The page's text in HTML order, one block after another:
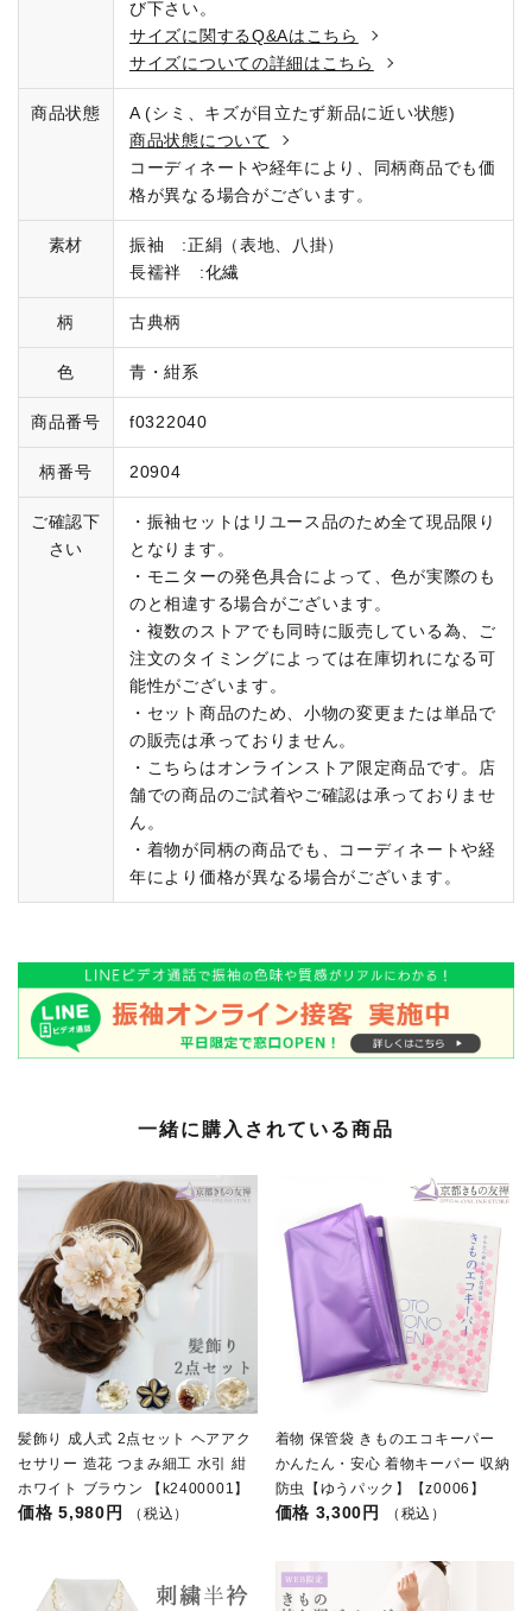
び下さい。
サイズに関するQ&Aはこちら
サイズについての詳細はこちら
商品状態
A (シミ、キズが目立たず新品に近い状態)
商品状態について
コーディネートや経年により、同柄商品でも価
格が異なる場合がございます。
素材
振袖 :正絹（表地、八掛）
長襦袢 :化繊
柄 古典柄
色 青・紺系
商品番号 f0322040
柄番号 20904
ご確認下
さい
・振袖セットはリユース品のため全て現品限り
となります。
・モニターの発色具合によって、色が実際のも
のと相違する場合がございます。
・複数のストアでも同時に販売している為、ご
注文のタイミングによっては在庫切れになる可
能性がございます。
・セット商品のため、小物の変更または単品で
の販売は承っておりません。
・こちらはオンラインストア限定商品です。店
舗での商品のご試着やご確認は承っておりませ
ん。
・着物が同柄の商品でも、コーディネートや経
年により価格が異なる場合がございます。
一緒に購入されている商品
髪飾り 成人式 2点セット ヘアアク
セサリー 造花 つまみ細工 水引 紺
ホワイト ブラウン 【k2400001】
5,980円 （税込）
着物 保管袋 きものエコキーパー
かんたん・安心 着物キーパー 収納
防虫【ゆうパック】【z0006】
3,300円 （税込）